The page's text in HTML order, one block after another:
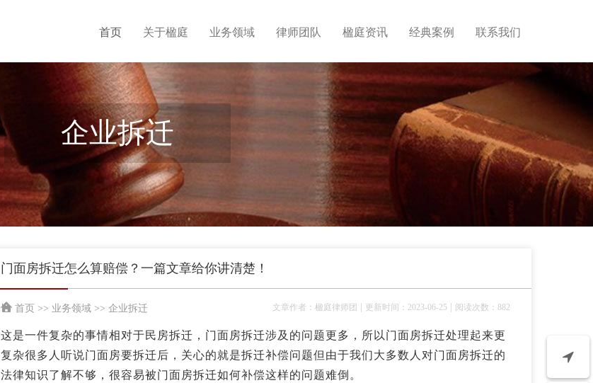
首页 关于楹庭 业务领域 律师团队 楹庭资讯 经典案例 联系我们
企业拆迁
门面房拆迁怎么算赔偿？一篇文章给你讲清楚！
首页 >> 业务领域 >> 企业拆迁 文章作者：楹庭律师团 更新时间：2023-06-25 阅读次数：882
这是一件复杂的事情相对于民房拆迁，门面房拆迁涉及的问题更多，所以门面房拆迁处理起来更
复杂很多人听说门面房要拆迁后，关心的就是拆迁补偿问题但由于我们大多数人对门面房拆迁的
法律知识了解不够，很容易被门面房拆迁如何补偿这样的问题难倒。